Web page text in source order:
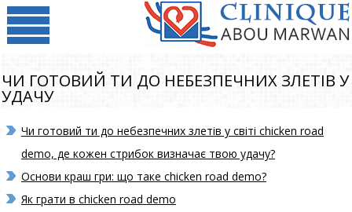
ЧИ ГОТОВИЙ ТИ ДО НЕБЕЗПЕЧНИХ ЗЛЕТІВ У
УДАЧУ
Чи готовий ти до небезпечних злетів у світі chicken road
demo, де кожен стрибок визначає твою удачу?
Основи краш гри: що таке chicken road demo?
Як грати в chicken road demo